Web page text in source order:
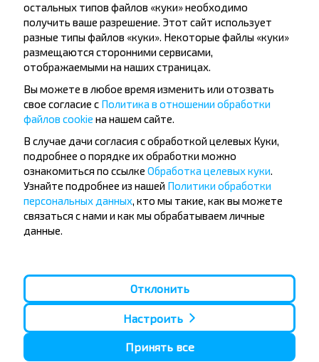
Подписаться
Популярные автобусные
направления
Орша - Могилёв
Минск - Несвиж
Минск - Могилёв
Минск - Пинск
Минск - Брест
Минск - Гомель
Минск - Барановичи
Гомель - Минск
Брест - Тересполь
Брест - Беловежская Пуща
Брест - Минск
Вильнюс - Минск
Москва - Брест
Минск - Варшава
Москва - Барановичи
Брест - Люблин
Брест - Варшава
остальных типов файлов «куки» необходимо
получить ваше разрешение. Этот сайт использует
разные типы файлов «куки». Некоторые файлы «куки»
размещаются сторонними сервисами,
отображаемыми на наших страницах.
Вы можете в любое время изменить или отозвать
свое согласие с Политика в отношении обработки
файлов cookie на нашем сайте.
В случае дачи согласия с обработкой целевых Куки,
подробнее о порядке их обработки можно
ознакомиться по ссылке Обработка целевых куки.
Узнайте подробнее из нашей Политики обработки
персональных данных, кто мы такие, как вы можете
связаться с нами и как мы обрабатываем личные
данные.
Отклонить
Настроить
Принять все